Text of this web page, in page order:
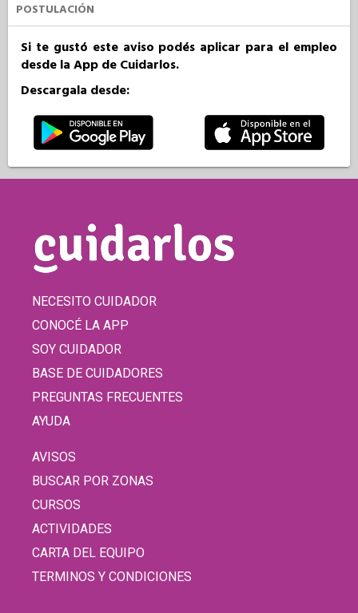
POSTULACIÓN
Si te gustó este aviso podés aplicar para el empleo
desde la App de Cuidarlos.
Descargala desde:
NECESITO CUIDADOR
CONOCÉ LA APP
SOY CUIDADOR
BASE DE CUIDADORES
PREGUNTAS FRECUENTES
AYUDA
AVISOS
BUSCAR POR ZONAS
CURSOS
ACTIVIDADES
CARTA DEL EQUIPO
TERMINOS Y CONDICIONES